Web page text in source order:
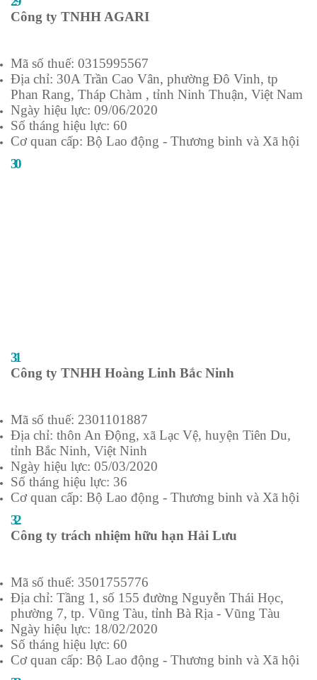
Công ty TNHH AGARI
Mã số thuế: 0315995567
Địa chỉ: 30A Trần Cao Vân, phường Đô Vinh, tp
Phan Rang, Tháp Chàm , tỉnh Ninh Thuận, Việt Nam
Ngày hiệu lực: 09/06/2020
Số tháng hiệu lực: 60
Cơ quan cấp: Bộ Lao động - Thương binh và Xã hội
30
31
Công ty TNHH Hoàng Linh Bắc Ninh
Mã số thuế: 2301101887
Địa chỉ: thôn An Động, xã Lạc Vệ, huyện Tiên Du,
tỉnh Bắc Ninh, Việt Ninh
Ngày hiệu lực: 05/03/2020
Số tháng hiệu lực: 36
Cơ quan cấp: Bộ Lao động - Thương binh và Xã hội
32
Công ty trách nhiệm hữu hạn Hải Lưu
Mã số thuế: 3501755776
Địa chỉ: Tầng 1, số 155 đường Nguyễn Thái Học,
phường 7, tp. Vũng Tàu, tỉnh Bà Rịa - Vũng Tàu
Ngày hiệu lực: 18/02/2020
Số tháng hiệu lực: 60
Cơ quan cấp: Bộ Lao động - Thương binh và Xã hội